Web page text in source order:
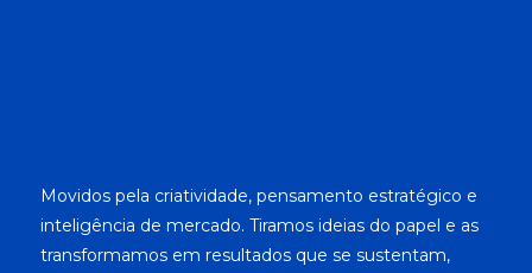
Movidos pela criatividade, pensamento estratégico e
inteligência de mercado. Tiramos ideias do papel e as
transformamos em resultados que se sustentam,